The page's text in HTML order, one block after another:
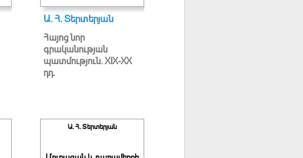
Ա. Հ. Տերտերյան
Հայոց նոր
գրականության
պատմություն. XIX-XX
դդ.
Ա. Հ. Տերտերյան